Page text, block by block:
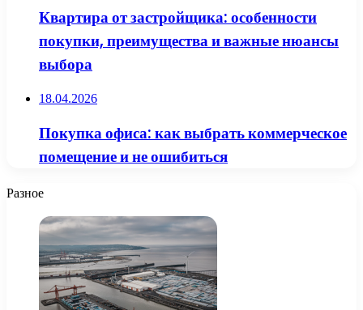
Квартира от застройщика: особенности
покупки, преимущества и важные нюансы
выбора
18.04.2026
Покупка офиса: как выбрать коммерческое
помещение и не ошибиться
Разное